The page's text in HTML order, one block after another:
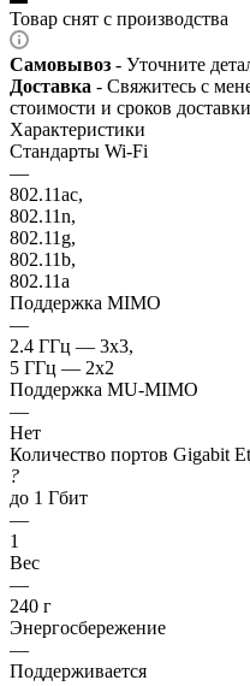
Товар снят с производства
Самовывоз - Уточните
Доставка - Свяжитесь с
стоимости и сроков
Характеристики
Стандарты Wi-Fi
—
802.11ac,
802.11n,
802.11g,
802.11b,
802.11a
Поддержка MIMO
—
2.4 ГГц — 3x3,
5 ГГц — 2x2
Поддержка MU-MIMO
—
Нет
Количество портов Gigabit
?
до 1 Гбит
—
1
Вес
—
240 г
Энергосбережение
—
Поддерживается